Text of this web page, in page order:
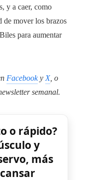
y a caer, como
de mover los brazos
para aumentar
FacebookyX, o
semanal.
o rápido?
y
más